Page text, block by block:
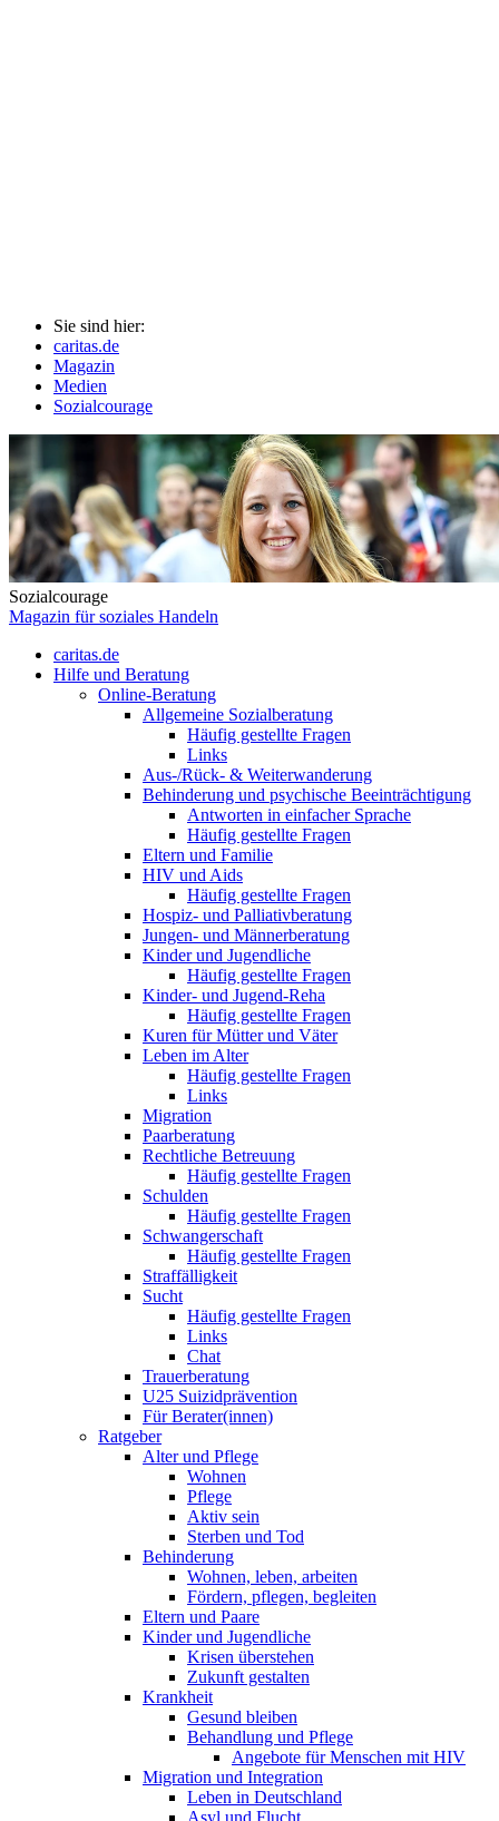
Sie sind hier:
caritas.de
Magazin
Medien
Sozialcourage
Sozialcourage
Magazin für soziales Handeln
caritas.de
Hilfe und Beratung
Online-Beratung
Allgemeine Sozialberatung
Häufig gestellte Fragen
Links
Aus-/Rück- & Weiterwanderung
Behinderung und psychische Beeinträchtigung
Antworten in einfacher Sprache
Häufig gestellte Fragen
Eltern und Familie
HIV und Aids
Häufig gestellte Fragen
Hospiz- und Palliativberatung
Jungen- und Männerberatung
Kinder und Jugendliche
Häufig gestellte Fragen
Kinder- und Jugend-Reha
Häufig gestellte Fragen
Kuren für Mütter und Väter
Leben im Alter
Häufig gestellte Fragen
Links
Migration
Paarberatung
Rechtliche Betreuung
Häufig gestellte Fragen
Schulden
Häufig gestellte Fragen
Schwangerschaft
Häufig gestellte Fragen
Straffälligkeit
Sucht
Häufig gestellte Fragen
Links
Chat
Trauerberatung
U25 Suizidprävention
Für Berater(innen)
Ratgeber
Alter und Pflege
Wohnen
Pflege
Aktiv sein
Sterben und Tod
Behinderung
Wohnen, leben, arbeiten
Fördern, pflegen, begleiten
Eltern und Paare
Kinder und Jugendliche
Krisen überstehen
Zukunft gestalten
Krankheit
Gesund bleiben
Behandlung und Pflege
Angebote für Menschen mit HIV
Migration und Integration
Leben in Deutschland